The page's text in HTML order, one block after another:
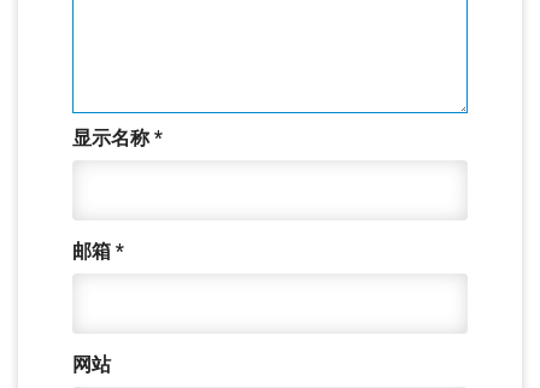
显示名称*
邮箱 *
网站